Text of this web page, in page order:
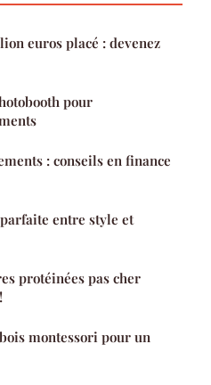
euros placé : devenez
pour
: conseils en finance
entre style et
protéinées pas cher
montessori pour un